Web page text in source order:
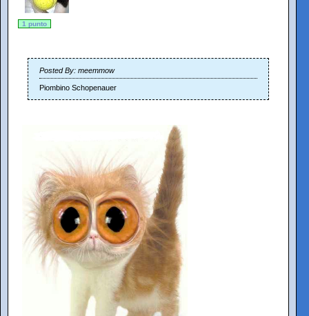
1 punto
Posted By: meemmow
Piombino Schopenauer